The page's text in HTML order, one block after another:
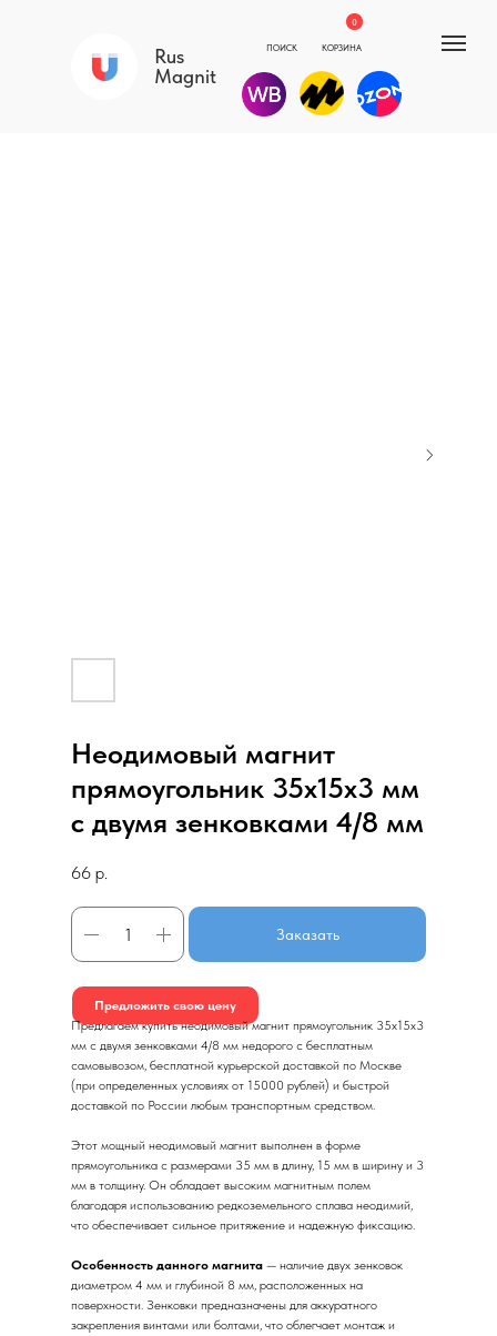
Rus
Magnit
КОРЗИНА
0
ПОИСК
Неодимовый магнит
прямоугольник 35х15х3 мм
с двумя зенковками 4/8 мм
66 р.
Заказать
Предложить свою цену
Предлагаем купить неодимовый магнит прямоугольник 35х15х3
мм с двумя зенковками 4/8 мм недорого с бесплатным
самовывозом, бесплатной курьерской доставкой по Москве
(при определенных условиях от 15000 рублей) и быстрой
доставкой по России любым транспортным средством.
Этот мощный неодимовый магнит выполнен в форме
прямоугольника с размерами 35 мм в длину, 15 мм в ширину и 3
мм в толщину. Он обладает высоким магнитным полем
благодаря использованию редкоземельного сплава неодимий,
что обеспечивает сильное притяжение и надежную фиксацию.
Особенность данного магнита — наличие двух зенковок
диаметром 4 мм и глубиной 8 мм, расположенных на
поверхности. Зенковки предназначены для аккуратного
закрепления винтами или болтами, что облегчает монтаж и